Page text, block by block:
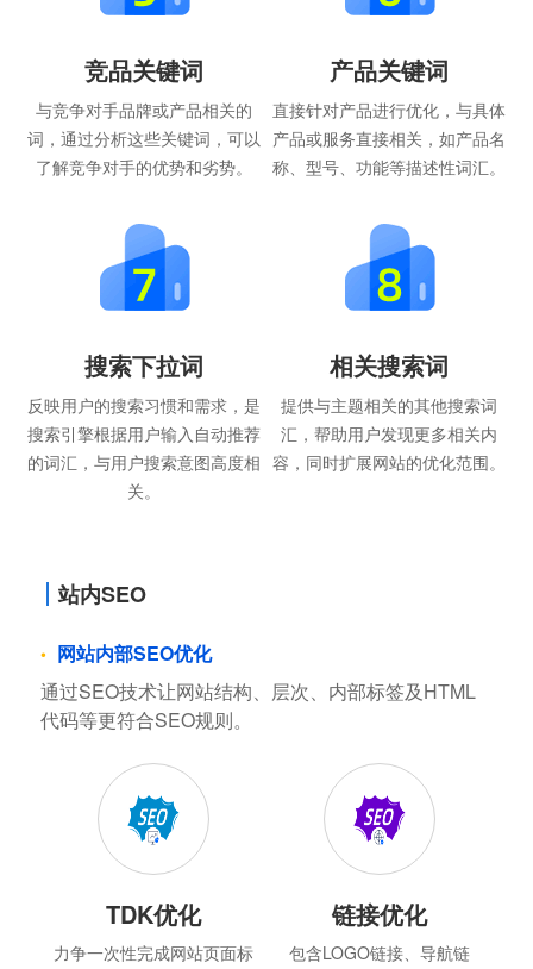
竞品关键词
与竞争对手品牌或产品相关的
词，通过分析这些关键词，可以
了解竞争对手的优势和劣势。
产品关键词
直接针对产品进行优化，与具体
产品或服务直接相关，如产品名
称、型号、功能等描述性词汇。
搜索下拉词
反映用户的搜索习惯和需求，是
搜索引擎根据用户输入自动推荐
的词汇，与用户搜索意图高度相
关。
相关搜索词
提供与主题相关的其他搜索词
汇，帮助用户发现更多相关内
容，同时扩展网站的优化范围。
站内SEO
网站内部SEO优化
通过SEO技术让网站结构、层次、内部标签及HTML
代码等更符合SEO规则。
TDK优化
力争一次性完成网站页面标
链接优化
包含LOGO链接、导航链